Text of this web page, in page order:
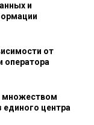
и
от
оператора
множеством
центра